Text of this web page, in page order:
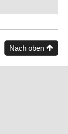
Nach oben
Kanal
auf